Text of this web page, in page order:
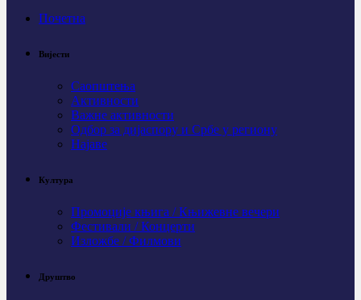
Почетна
Вијести
Саопштења
Активности
Важне активности
Одбор за дијаспору и Србе у региону
Најаве
Култура
Промоције књига / Књижевне вечери
Фестивали / Концерти
Изложбе / Филмови
Друштво